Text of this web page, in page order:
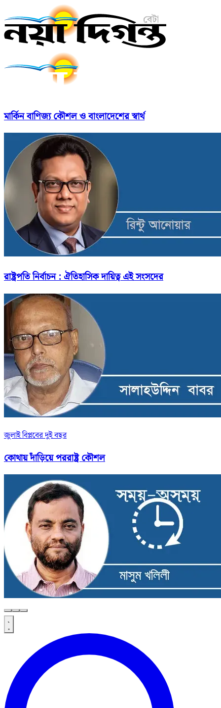
মার্কিন বাণিজ্য কৌশল ও বাংলাদেশের স্বার্থ
রাষ্ট্রপতি নির্বাচন : ঐতিহাসিক দায়িত্ব এই সংসদের
জুলাই বিপ্লবের দুই বছর
কোথায় দাঁড়িয়ে পররাষ্ট্র কৌশল